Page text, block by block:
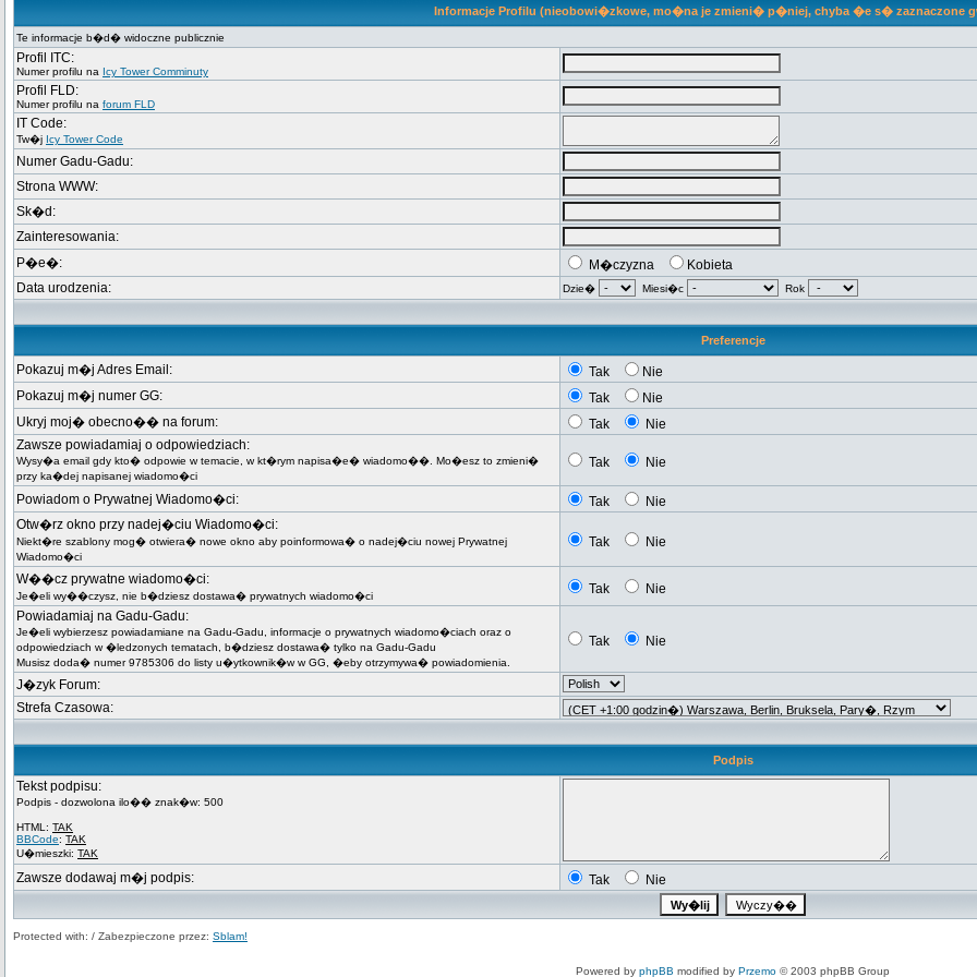
Informacje Profilu (nieobowi�zkowe, mo�na je zmieni� p�niej, chyba �e s� zaznaczone
Te informacje b�d� widoczne publicznie
Profil ITC:
Numer profilu na Icy Tower Comminuty
Profil FLD:
Numer profilu na forum FLD
IT Code:
Tw�j Icy Tower Code
Numer Gadu-Gadu:
Strona WWW:
Sk�d:
Zainteresowania:
P�e�:
M�czyzna
Kobieta
Data urodzenia:
Dzie� Miesi�c Rok
Preferencje
Pokazuj m�j Adres Email: Tak
Nie
Pokazuj m�j numer GG:
Tak
Nie
Ukryj moj� obecno�� na forum:
Tak
Nie
Zawsze powiadamiaj o odpowiedziach:
Wysy�a email gdy kto� odpowie w temacie, w kt�rym napisa�e� wiadomo��. Mo�esz to zmieni�
przy ka�dej napisanej wiadomo�ci
Tak Nie
Powiadom o Prywatnej Wiadomo�ci: Tak
Nie
Otw�rz okno przy nadej�ciu Wiadomo�ci:
Niekt�re szablony mog� otwiera� nowe okno aby poinformowa� o nadej�ciu nowej Prywatnej
Wiadomo�ci
Tak Nie
W��cz prywatne wiadomo�ci:
Je�eli wy��czysz, nie b�dziesz dostawa� prywatnych wiadomo�ci Tak
Nie
Powiadamiaj na Gadu-Gadu:
Je�eli wybierzesz powiadamiane na Gadu-Gadu, informacje o prywatnych wiadomo�ciach oraz o
odpowiedziach w �ledzonych tematach, b�dziesz dostawa� tylko na Gadu-Gadu
Musisz doda� numer 9785306 do listy u�ytkownik�w w GG, �eby otrzymywa� powiadomienia.
Tak Nie
J�zyk Forum:
Strefa Czasowa:
Podpis
Tekst podpisu:
Podpis - dozwolona ilo�� znak�w: 500
HTML: TAK
BBCode: TAK
U�mieszki: TAK
Zawsze dodawaj m�j podpis: Tak Nie
Protected with: / Zabezpieczone przez: Sblam!
Powered by phpBB modified by Przemo © 2003 phpBB Group